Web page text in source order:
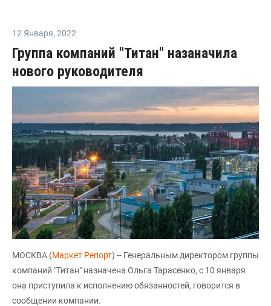
12 Января, 2022
Группа компаний "Титан" назаначила
нового руководителя
МОСКВА (Маркет Репорт) -- Генеральным директором группы
компаний "Титан" назначена Ольга Тарасенко, с 10 января
она приступила к исполнению обязанностей, говорится в
сообщении компании.